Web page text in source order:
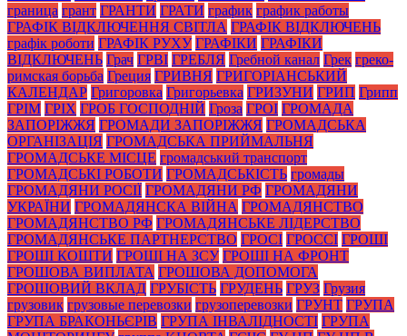
граница грант ГРАНТИ ГРАТИ график график работы
ГРАФІК ВІДКЛЮЧЕННЯ СВІТЛА ГРАФІК ВІДКЛЮЧЕНЬ
графік роботи ГРАФІК РУХУ ГРАФІКИ ГРАФІКИ
ВІДКЛЮЧЕНЬ Грач ГРВІ ГРЕБЛЯ Гребной канал Грек греко-
римская борьба Греция ГРИВНЯ ГРИГОРІАНСЬКИЙ
КАЛЕНДАР Григоровка Григорьевка ГРИЗУНИ ГРИП Грипп
ГРІМ ГРІХ ГРОБ ГОСПОДНІЙ Гроза ГРОІ ГРОМАДА
ЗАПОРІЖЖЯ ГРОМАДИ ЗАПОРІЖЖЯ ГРОМАДСЬКА
ОРГАНІЗАЦІЯ ГРОМАДСЬКА ПРИЙМАЛЬНЯ
ГРОМАДСЬКЕ МІСЦЕ громадський транспорт
ГРОМАДСЬКІ РОБОТИ ГРОМАДСЬКІСТЬ громады
ГРОМАДЯНИ РОСІЇ ГРОМАДЯНИ РФ ГРОМАДЯНИ
УКРАЇНИ ГРОМАДЯНСКА ВІЙНА ГРОМАДЯНСТВО
ГРОМАДЯНСТВО РФ ГРОМАДЯНСЬКЕ ЛІДЕРСТВО
ГРОМАДЯНСЬКЕ ПАРТНЕРСТВО ГРОСІ ГРОССІ ГРОШІ
ГРОШІ КОШТИ ГРОШІ НА ЗСУ ГРОШІ НА ФРОНТ
ГРОШОВА ВИПЛАТА ГРОШОВА ДОПОМОГА
ГРОШОВИЙ ВКЛАД ГРУБІСТЬ ГРУДЕНЬ ГРУЗ Грузия
грузовик грузовые перевозки грузоперевозки ГРУНТ ГРУПА
ГРУПА БРАКОНЬЄРІВ ГРУПА ІНВАЛІДНОСТІ ГРУПА